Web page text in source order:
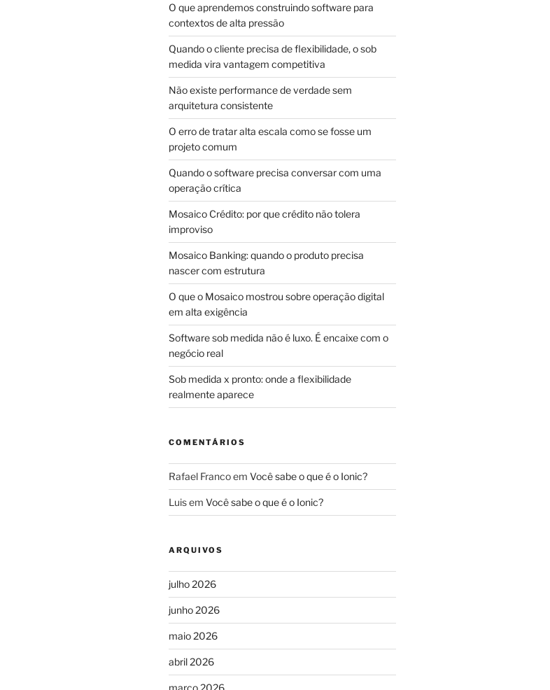
O que aprendemos construindo software para
contextos de alta pressão
Quando o cliente precisa de flexibilidade, o sob
medida vira vantagem competitiva
Não existe performance de verdade sem
arquitetura consistente
O erro de tratar alta escala como se fosse um
projeto comum
Quando o software precisa conversar com uma
operação crítica
Mosaico Crédito: por que crédito não tolera
improviso
Mosaico Banking: quando o produto precisa
nascer com estrutura
O que o Mosaico mostrou sobre operação digital
em alta exigência
Software sob medida não é luxo. É encaixe com o
negócio real
Sob medida x pronto: onde a flexibilidade
realmente aparece
COMENTÁRIOS
Rafael Francoem Você sabe o que é o Ionic?
Luisem Você sabe o que é o Ionic?
ARQUIVOS
julho 2026
junho 2026
maio 2026
abril 2026